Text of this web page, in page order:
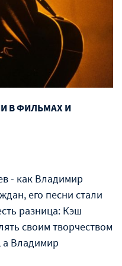
В ФИЛЬМАХ И
- как Владимир
его песни стали
разница: Кэш
своим творчеством
а Владимир